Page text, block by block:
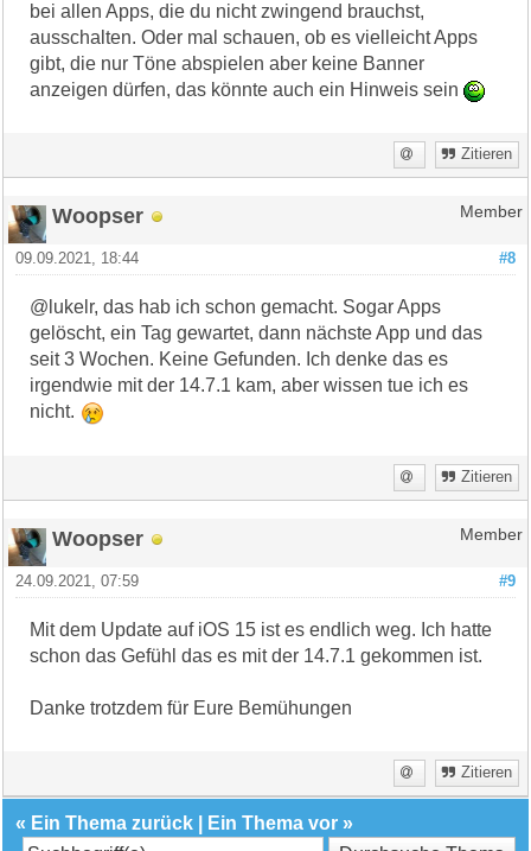
bei allen Apps, die du nicht zwingend brauchst,
ausschalten. Oder mal schauen, ob es vielleicht Apps
gibt, die nur Töne abspielen aber keine Banner
anzeigen dürfen, das könnte auch ein Hinweis sein
Zitieren
Woopser Member
#8
09.09.2021, 18:44
@lukelr, das hab ich schon gemacht. Sogar Apps
gelöscht, ein Tag gewartet, dann nächste App und das
seit 3 Wochen. Keine Gefunden. Ich denke das es
irgendwie mit der 14.7.1 kam, aber wissen tue ich es
nicht.
Zitieren
Woopser Member
#9
24.09.2021, 07:59
Mit dem Update auf iOS 15 ist es endlich weg. Ich hatte
schon das Gefühl das es mit der 14.7.1 gekommen ist.
Danke trotzdem für Eure Bemühungen
Zitieren
« Ein Thema zurück Ein Thema vor »